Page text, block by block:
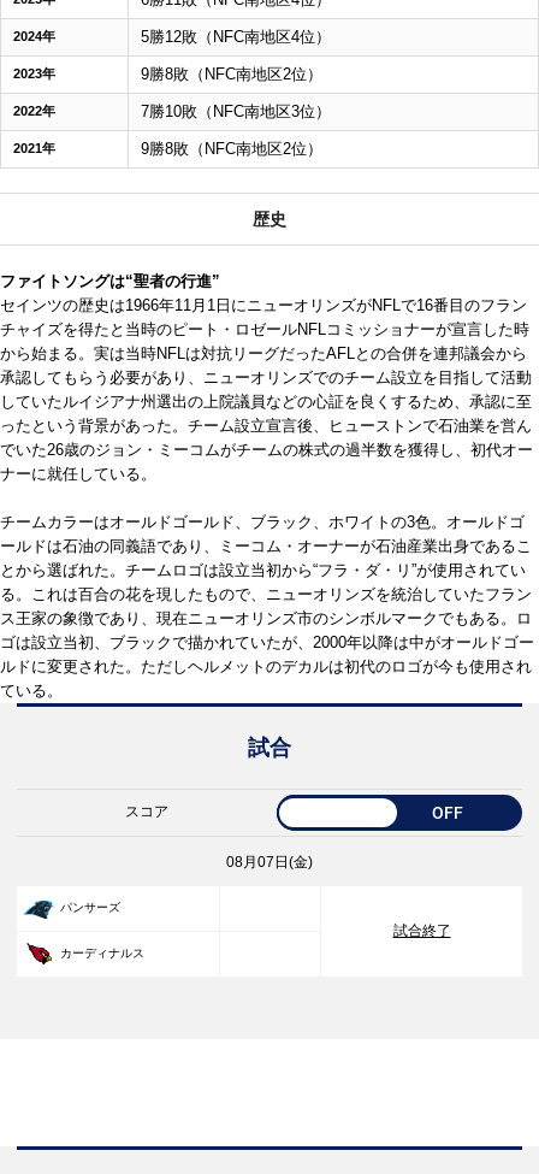
2024年 5勝12敗（NFC南地区4位）
2023年 9勝8敗（NFC南地区2位）
2022年 7勝10敗（NFC南地区3位）
2021年 9勝8敗（NFC南地区2位）
歴史
ファイトソングは“聖者の行進”
セインツの歴史は1966年11月1日にニューオリンズがNFLで16番目のフラン
チャイズを得たと当時のピート・ロゼールNFLコミッショナーが宣言した時
から始まる。実は当時NFLは対抗リーグだったAFLとの合併を連邦議会から
承認してもらう必要があり、ニューオリンズでのチーム設立を目指して活動
していたルイジアナ州選出の上院議員などの心証を良くするため、承認に至
ったという背景があった。チーム設立宣言後、ヒューストンで石油業を営ん
でいた26歳のジョン・ミーコムがチームの株式の過半数を獲得し、初代オー
ナーに就任している。
チームカラーはオールドゴールド、ブラック、ホワイトの3色。オールドゴ
ールドは石油の同義語であり、ミーコム・オーナーが石油産業出身であるこ
とから選ばれた。チームロゴは設立当初から“フラ・ダ・リ”が使用されてい
る。これは百合の花を現したもので、ニューオリンズを統治していたフラン
ス王家の象徴であり、現在ニューオリンズ市のシンボルマークでもある。ロ
ゴは設立当初、ブラックで描かれていたが、2000年以降は中がオールドゴー
ルドに変更された。ただしヘルメットのデカルは初代のロゴが今も使用され
ている。
試合
スコア OFF
08月07日(金)
パンサーズ
試合終了
カーディナルス